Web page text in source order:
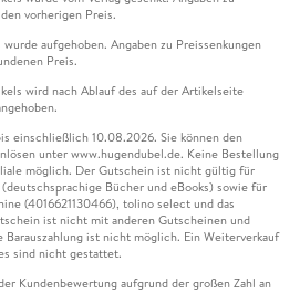
vorherigen Preis.
aufgehoben. Angaben zu Preissenkungen
Preis.
wird nach Ablauf des auf der Artikelseite
einschließlich 10.08.2026. Sie können den
unter www.hugendubel.de. Keine Bestellung
möglich. Der Gutschein ist nicht gültig für
Bücher und eBooks) sowie für
(4016621130466), tolino select und das
ist nicht mit anderen Gutscheinen und
Barauszahlung ist nicht möglich. Ein Weiterverkauf
sind nicht gestattet.
Kundenbewertung aufgrund der großen Zahl an